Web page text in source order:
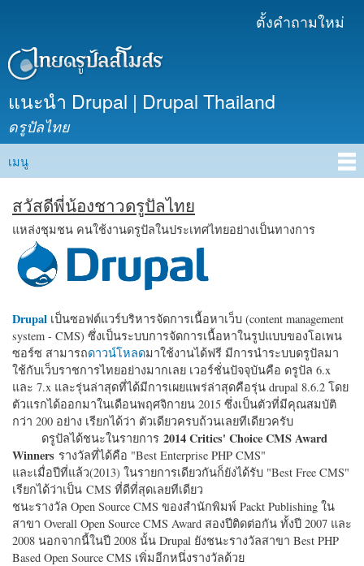
เนื้อหา
ตั้งคำถามใหม่
แนะนำ Drupal | Drupal Thailand
ดรูปัลไทย
Main menu
เมนู
สวัสดีพี่น้องชาวดรูปัลไทย
แหล่งชุมชน คนใช้งานดรูปัลในประเทศไทยอย่างเป็นทางการ
Drupal เป็นซอฟต์แวร์บริหารจัดการเนื้อหาเว็บ (content management
system - CMS) ซึ่งเป็นระบบการจัดการเนื้อหาในรูปแบบของโอเพน
ซอร์ซ สามารถดาวน์โหลดมาใช้งานได้ฟรี มีการนำระบบดรูปัลมา
ใช้กับเว็บราชการไทยอย่างมากเลย เวอร์ชั่นปัจจุบันคือ ดรูปัล 6.x
และ 7.x และรุ่นล่าสุดที่ได้มีการเผยแพร่ล่าสุดคือรุ่น drupal 8.6.2 โดย
ตัวแรกได้ออกมาในเดือนพฤศจิกายน 2015 ซึ่งเป็นตัวที่มีคุณสมบัติ
กว่า 200 อย่าง เรียกได้ว่า ตัวเดียวครบถ้วนเลยทีเดียวครับ
ดรูปัลได้ชนะในรายการ 2014 Critics' Choice CMS Award
Winners รางวัลที่ได้คือ "Best Enterprise PHP CMS"
และเมื่อปีที่แล้ว(2013) ในรายการเดียวกันก็ยังได้รับ "Best Free CMS"
เรียกได้ว่าเป็น CMS ที่ดีที่สุดเลยทีเดียว
ชนะรางวัล Open Source CMS ของสำนักพิมพ์ Packt Publishing ใน
สาขา Overall Open Source CMS Award สองปีติดต่อกัน ทั้งปี 2007 และ
2008 นอกจากนี้ในปี 2008 นั้น Drupal ยังชนะรางวัลสาขา Best PHP
Based Open Source CMS เพิ่มอีกหนึ่งรางวัลด้วย